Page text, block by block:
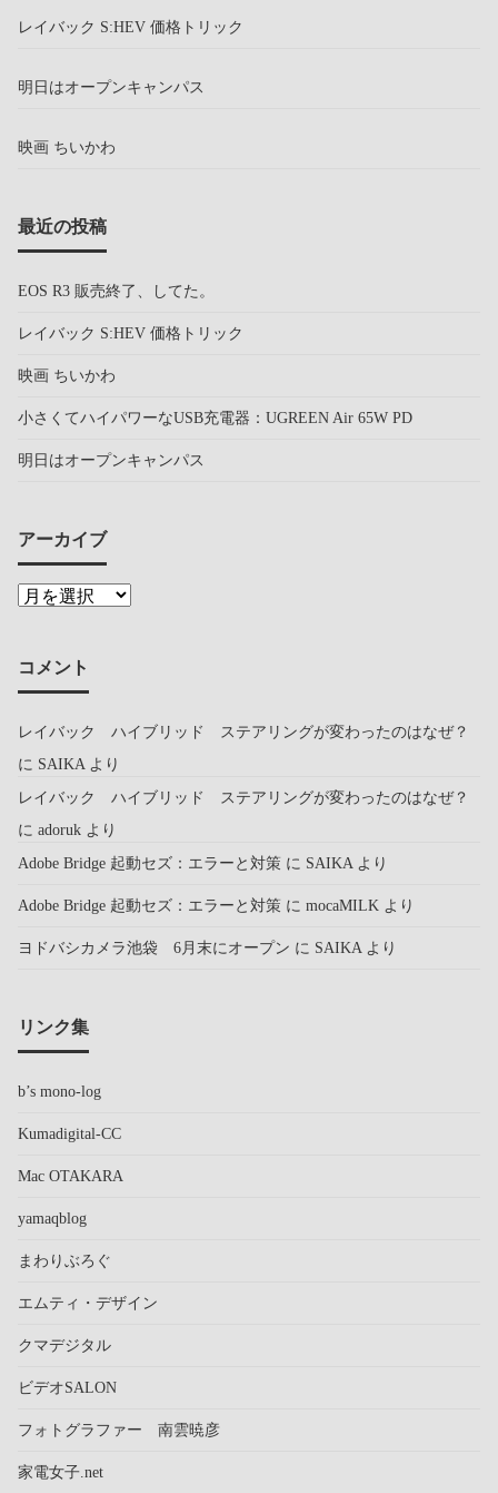
レイバック S:HEV 価格トリック
明日はオープンキャンパス
映画 ちいかわ
最近の投稿
EOS R3 販売終了、してた。
レイバック S:HEV 価格トリック
映画 ちいかわ
小さくてハイパワーなUSB充電器：UGREEN Air 65W PD
明日はオープンキャンパス
アーカイブ
コメント
レイバック ハイブリッド ステアリングが変わったのはなぜ？
に SAIKA より
レイバック ハイブリッド ステアリングが変わったのはなぜ？
に adoruk より
Adobe Bridge 起動セズ：エラーと対策 に SAIKA より
Adobe Bridge 起動セズ：エラーと対策 に mocaMILK より
ヨドバシカメラ池袋 6月末にオープン に SAIKA より
リンク集
b’s mono-log
Kumadigital-CC
Mac OTAKARA
yamaqblog
まわりぶろぐ
エムティ・デザイン
クマデジタル
ビデオSALON
フォトグラファー 南雲暁彦
家電女子.net